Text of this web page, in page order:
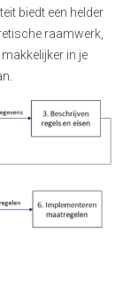
biedt een helder
raamwerk,
in je